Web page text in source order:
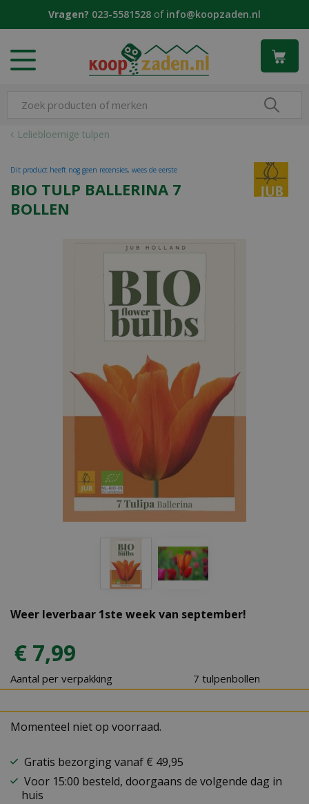
Leliebloemige tulpen
Vragen? 023-5581528 of info@koopzaden.nl
BIO TULP BALLERINA 7
BOLLEN
Weer leverbaar 1ste week van september!
Dit product heeft nog geen recensies, wees de eerste
€ 7,99
Aantal per verpakking 7 tulpenbollen
Momenteel niet op voorraad.
Gratis bezorging vanaf € 49,95
Voor 15:00 besteld, doorgaans de volgende dag in
huis